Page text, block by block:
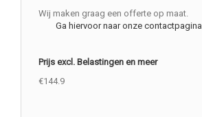
Wij maken graag een offerte op maat.
Ga hiervoor naar onze contactpagina.
Prijs excl. Belastingen en meer
€144.9